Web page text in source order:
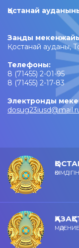
Қостанай
Заңды
Қостанай ауданы,
Телефоны:
8 (71455) 2-01-95
8 (71455) 2-17-83
Электронды